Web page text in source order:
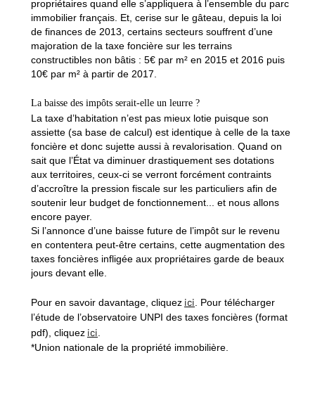
propriétaires quand elle s’appliquera à l’ensemble du parc
immobilier français. Et, cerise sur le gâteau, depuis la loi
de finances de 2013, certains secteurs souffrent d’une
majoration de la taxe foncière sur les terrains
constructibles non bâtis : 5€ par m² en 2015 et 2016 puis
10€ par m² à partir de 2017.
La baisse des impôts serait-elle un leurre ?
La taxe d’habitation n’est pas mieux lotie puisque son
assiette (sa base de calcul) est identique à celle de la taxe
foncière et donc sujette aussi à revalorisation. Quand on
sait que l’État va diminuer drastiquement ses dotations
aux territoires, ceux-ci se verront forcément contraints
d’accroître la pression fiscale sur les particuliers afin de
soutenir leur budget de fonctionnement... et nous allons
encore payer.
Si l’annonce d’une baisse future de l’impôt sur le revenu
en contentera peut-être certains, cette augmentation des
taxes foncières infligée aux propriétaires garde de beaux
jours devant elle.
Pour en savoir davantage, cliquez ici . Pour télécharger
l’étude de l’observatoire UNPI des taxes foncières (format
pdf), cliquez ici
*Union nationale de la propriété immobilière.